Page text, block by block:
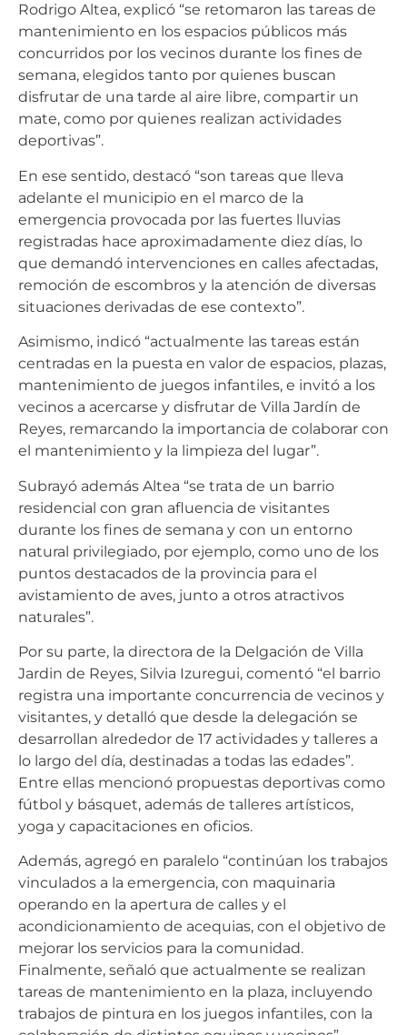
Rodrigo Altea, explicó “se retomaron las tareas de
mantenimiento en los espacios públicos más
concurridos por los vecinos durante los fines de
semana, elegidos tanto por quienes buscan
disfrutar de una tarde al aire libre, compartir un
mate, como por quienes realizan actividades
deportivas”.
En ese sentido, destacó “son tareas que lleva
adelante el municipio en el marco de la
emergencia provocada por las fuertes lluvias
registradas hace aproximadamente diez días, lo
que demandó intervenciones en calles afectadas,
remoción de escombros y la atención de diversas
situaciones derivadas de ese contexto”.
Asimismo, indicó “actualmente las tareas están
centradas en la puesta en valor de espacios, plazas,
mantenimiento de juegos infantiles, e invitó a los
vecinos a acercarse y disfrutar de Villa Jardín de
Reyes, remarcando la importancia de colaborar con
el mantenimiento y la limpieza del lugar”.
Subrayó además Altea “se trata de un barrio
residencial con gran afluencia de visitantes
durante los fines de semana y con un entorno
natural privilegiado, por ejemplo, como uno de los
puntos destacados de la provincia para el
avistamiento de aves, junto a otros atractivos
naturales”.
Por su parte, la directora de la Delgación de Villa
Jardin de Reyes, Silvia Izuregui, comentó “el barrio
registra una importante concurrencia de vecinos y
visitantes, y detalló que desde la delegación se
desarrollan alrededor de 17 actividades y talleres a
lo largo del día, destinadas a todas las edades”.
Entre ellas mencionó propuestas deportivas como
fútbol y básquet, además de talleres artísticos,
yoga y capacitaciones en oficios.
Además, agregó en paralelo “continúan los trabajos
vinculados a la emergencia, con maquinaria
operando en la apertura de calles y el
acondicionamiento de acequias, con el objetivo de
mejorar los servicios para la comunidad.
Finalmente, señaló que actualmente se realizan
tareas de mantenimiento en la plaza, incluyendo
trabajos de pintura en los juegos infantiles, con la